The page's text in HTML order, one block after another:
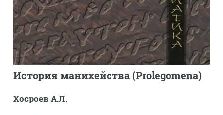
История манихейства (Prolegomena)
Хосроев А.Л.